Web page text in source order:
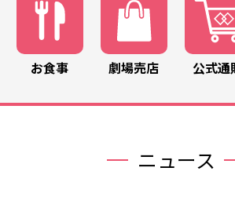
お食事 劇場売店 公式通
ニュース